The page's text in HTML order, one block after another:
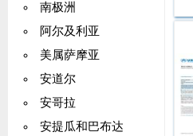
南极洲
阿尔及利亚
美属萨摩亚
安道尔
安哥拉
安提瓜和巴布达